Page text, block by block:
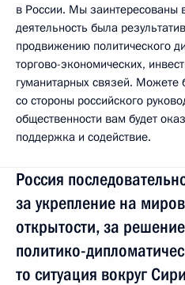
в России. Мы заинтересованы
деятельность была
продвижению политического
торгово-экономических,
гуманитарных связей. Можете
со стороны российского
общественности вам будет
поддержка и содействие.
Россия
за укрепление на
открытости, за
политико-
то ситуация вокруг